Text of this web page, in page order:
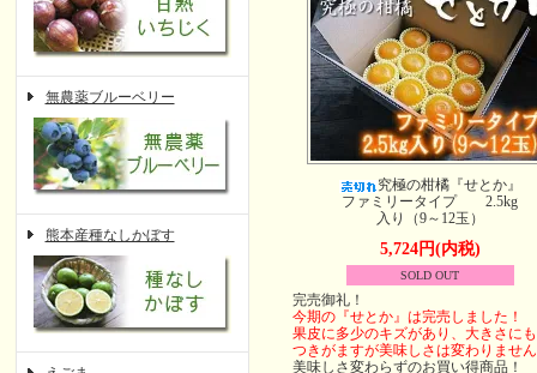
無農薬ブルーベリー
熊本産種なしかぼす
究極の柑橘『せとか』
ファミリータイプ 2.5kg
入り（9～12玉）
5,724円(内税)
SOLD OUT
完売御礼！
今期の『せとか』は完売しました！
果皮に多少のキズがあり、大きさに
つきがますが美味しさは変わりませ
美味しさ変わらずのお買い得商品！